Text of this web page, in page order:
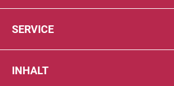
SERVICE
INHALT